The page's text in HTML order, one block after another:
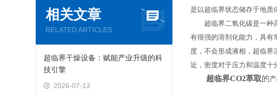
相关文章
RELATED ARTICLES
超临界干燥设备：赋能产业升级的科
技引擎
2026-07-13
是以超临界状态储存于地质
超临界二氧化碳是一种高
有很强的溶剂化能力，具有
度，不会形成液相，超临
近，密度对于压力和温度十
超临界CO2萃取的